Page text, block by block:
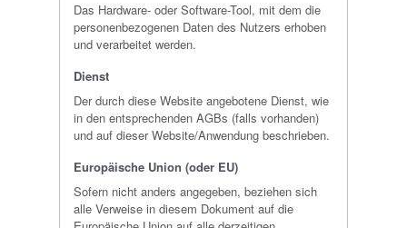
Das Hardware- oder Software-Tool, mit dem die
personenbezogenen Daten des Nutzers erhoben
und verarbeitet werden.
Dienst
Der durch diese Website angebotene Dienst, wie
in den entsprechenden AGBs (falls vorhanden)
und auf dieser Website/Anwendung beschrieben.
Europäische Union (oder EU)
Sofern nicht anders angegeben, beziehen sich
alle Verweise in diesem Dokument auf die